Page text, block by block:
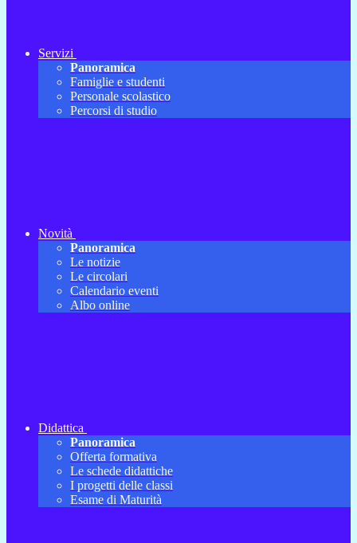
Servizi
Panoramica
Famiglie e studenti
Personale scolastico
Percorsi di studio
Novità
Panoramica
Le notizie
Le circolari
Calendario eventi
Albo online
Didattica
Panoramica
Offerta formativa
Le schede didattiche
I progetti delle classi
Esame di Maturità